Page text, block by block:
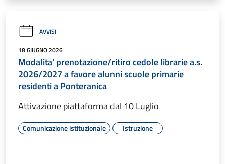
AVVISI
18 GIUGNO 2026
Modalita' prenotazione/ritiro cedole librarie a.s.
2026/2027 a favore alunni scuole primarie
residenti a Ponteranica
Attivazione piattaforma dal 10 Luglio
Comunicazione istituzionale Istruzione